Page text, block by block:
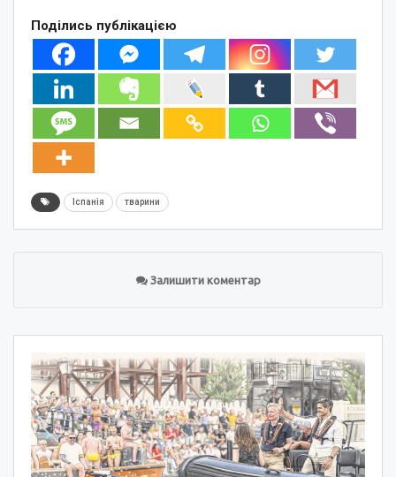
Поділись публікацією
Іспанія тварини
Залишити коментар